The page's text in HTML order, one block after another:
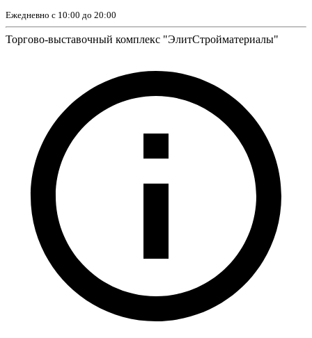
Ежедневно с 10:00 до 20:00
Торгово-выставочный комплекс "ЭлитСтройматериалы"